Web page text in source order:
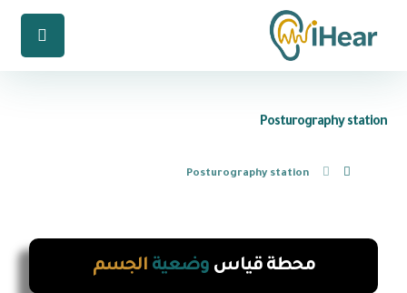
Posturography station
Posturography station
محطة قياسوضعية الجسم